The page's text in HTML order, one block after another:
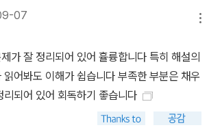
07
가 잘 정리되어 있어 휼륭합니다 특히 해설의
어봐도 이해가 쉽습니다 부족한 부분은 채우
되어 있어 회독하기 좋습니다